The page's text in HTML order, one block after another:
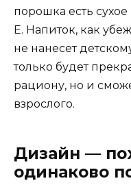
порошка есть
E. Напиток, как
не нанесет
только будет
рациону, но и
взрослого.
Дизайн —
одинаково